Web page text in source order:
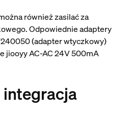
również zasilać za
Odpowiednie adaptery
(adapter wtyczkowy)
jiooyy AC-AC 24V 500mA